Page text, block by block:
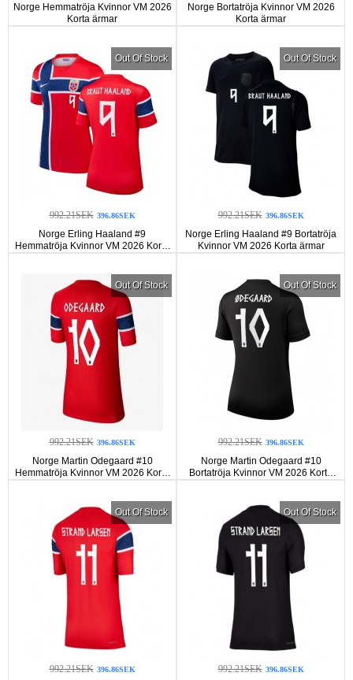
Norge Hemmatröja Kvinnor VM 2026
Korta ärmar
Norge Bortatröja Kvinnor VM 2026
Korta ärmar
Out Of Stock
992.21SEK 396.86SEK
Norge Erling Haaland #9
Hemmatröja Kvinnor VM 2026 Korta
ärmar
Out Of Stock
992.21SEK 396.86SEK
Norge Erling Haaland #9 Bortatröja
Kvinnor VM 2026 Korta ärmar
Out Of Stock
992.21SEK 396.86SEK
Norge Martin Odegaard #10
Hemmatröja Kvinnor VM 2026 Korta
ärmar
Out Of Stock
992.21SEK 396.86SEK
Norge Martin Odegaard #10
Bortatröja Kvinnor VM 2026 Korta
ärmar
Out Of Stock
992.21SEK 396.86SEK
Out Of Stock
992.21SEK 396.86SEK